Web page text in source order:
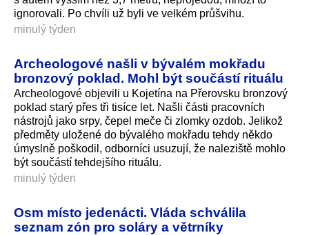
ignorovali. Po chvíli už byli ve velkém průšvihu.
minulý týden
Archeologové našli v bývalém mokřadu
bronzový poklad. Mohl být součástí rituálu
Archeologové objevili u Kojetína na Přerovsku bronzový
poklad starý přes tři tisíce let. Našli části pracovních
nástrojů jako srpy, čepel meče či zlomky ozdob. Jelikož
předměty uložené do bývalého mokřadu tehdy někdo
úmyslně poškodil, odborníci usuzují, že naleziště mohlo
být součástí tehdejšího rituálu.
minulý týden
Osm místo jedenácti. Vláda schválila
seznam zón pro soláry a větrníky